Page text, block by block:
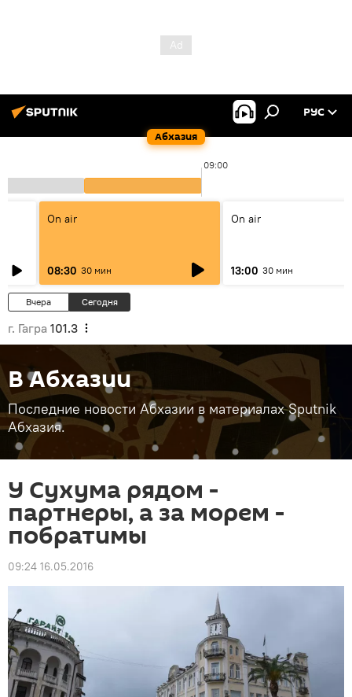
Абхазия
РУС
09:00
On air
08:30 30 мин
On air
13:00 30 мин
Вчера Сегодня
г. Гагра 101.3
В Абхазии
Последние новости Абхазии в материалах Sputnik
Абхазия.
У Сухума рядом -
партнеры, а за морем -
побратимы
09:24 16.05.2016